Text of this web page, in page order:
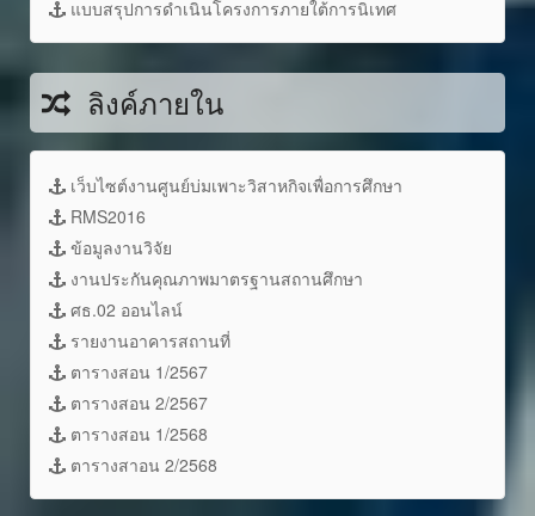
แบบสรุปการดำเนินโครงการภายใต้การนิเทศ
ลิงค์ภายใน
เว็บไซต์งานศูนย์บ่มเพาะวิสาหกิจเพื่อการศึกษา
RMS2016
ข้อมูลงานวิจัย
งานประกันคุณภาพมาตรฐานสถานศึกษา
ศธ.02 ออนไลน์
รายงานอาคารสถานที่
ตารางสอน 1/2567
ตารางสอน 2/2567
ตารางสอน 1/2568
ตารางสาอน 2/2568